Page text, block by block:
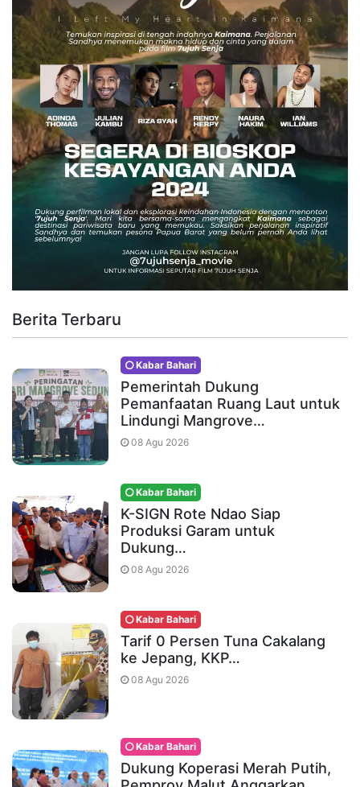
Berita Terbaru
Kabar Bahari
Pemerintah Dukung
Pemanfaatan Ruang Laut untuk
Lindungi Mangrove…
08 Agu 2026
Kabar Bahari
K-SIGN Rote Ndao Siap
Produksi Garam untuk
Dukung…
08 Agu 2026
Kabar Bahari
Tarif 0 Persen Tuna Cakalang
ke Jepang, KKP…
08 Agu 2026
Kabar Bahari
Dukung Koperasi Merah Putih,